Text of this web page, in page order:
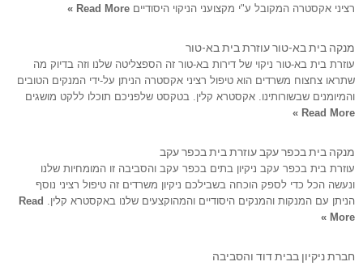
רציני אקסטרה המקובל ע"י מקצועני הניקוי היסודיים Read More »
מנקה בית בא-טור עוזרת בית בא-טור
עוזרת בית בא-טור ניקוי של דירות בא-טור זה הספצליטה שלנו וזה בדיוק מה
שתראו צחצוח משרדים הוא טיפול רציני אקסטרה הניתן על-ידי המנקים הטובים
והמיומנים שבשורותינו. אקסטרא קלין. בטקסט שלפניכם תוכלו ללקט מושגים
Read More »
מנקה בית בכפר עקב עוזרת בית בכפר עקב
עוזרת בית בכפר עקב ניקיון בתים בכפר עקב והסביבה זו המומחיות שלנו
ונעשה הכל כדי לספק הוכחה בשבילכם ניקיון משרדים זה טיפול רציני נוסף
הניתן עם המנקות והמנקים היסודיים והמהוקצעים שלנו באקסטרא קלין. Read
More »
חברת ניקיון בבית דוד והסביבה